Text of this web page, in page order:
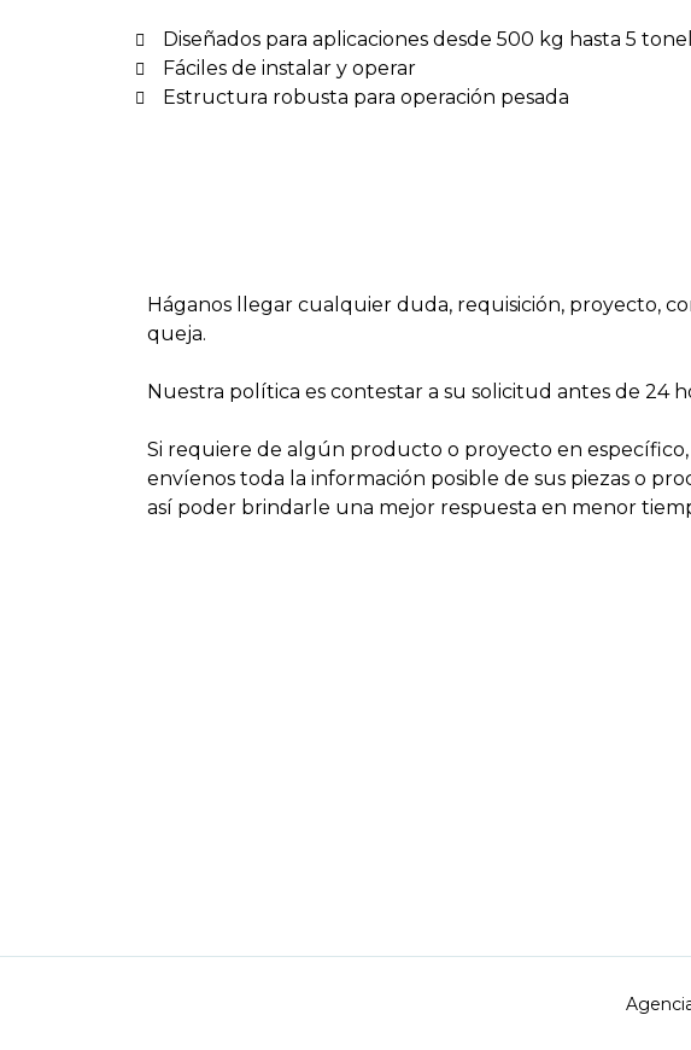
Diseñados para aplicaciones desde 500 kg hasta 5
Fáciles de instalar y operar
Estructura robusta para operación pesada
Háganos llegar cualquier duda, requisición, proyecto,
queja.
Nuestra política es contestar a su solicitud antes de 24
Si requiere de algún producto o proyecto en
envíenos toda la información posible de sus piezas o
así poder brindarle una mejor respuesta en menor